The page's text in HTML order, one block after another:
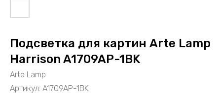
Подсветка для картин Arte Lamp
Harrison A1709AP-1BK
Arte Lamp
Артикул: A1709AP-1BK